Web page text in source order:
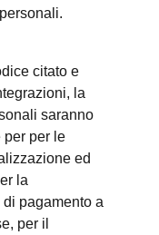
citato e
la
saranno
per per le
ed
la
pagamento a
per il